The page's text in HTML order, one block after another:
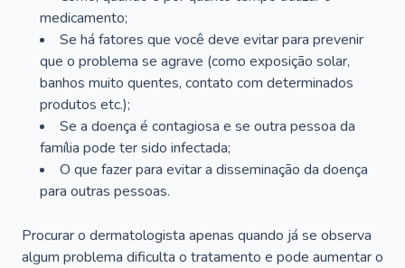
medicamento;
Se há fatores que você deve evitar para prevenir
que o problema se agrave (como exposição solar,
banhos muito quentes, contato com determinados
produtos etc.);
Se a doença é contagiosa e se outra pessoa da
família pode ter sido infectada;
O que fazer para evitar a disseminação da doença
para outras pessoas.
Procurar o dermatologista apenas quando já se observa
algum problema dificulta o tratamento e pode aumentar o